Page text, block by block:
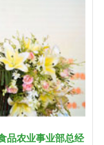
品农业事业部总经